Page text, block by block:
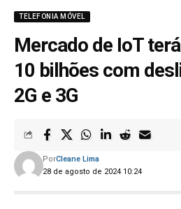
TELEFONIA MÓVEL
Mercado de IoT
10 bilhões com
2G e 3G
28 de agosto de 2024 10:24
PorCleane Lima